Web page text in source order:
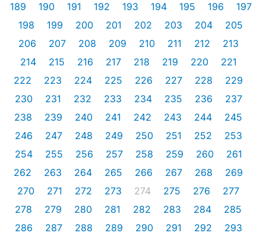
189
190 191 192 193 194 195 196
197
198
199 200 201 202 203 204
205
206
207 208 209 210 211 212
213
214
215 216 217 218 219 220
221
222
223 224 225 226 227 228
229
230
231 232 233 234 235 236
237
238
239 240 241 242 243 244
245
246
247 248 249 250 251 252
253
254
255 256 257 258 259 260
261
262
263 264 265 266 267 268
269
270
271 272 273 274 275 276
277
278
279 280 281 282 283 284
285
286
287 288 289 290 291 292
293